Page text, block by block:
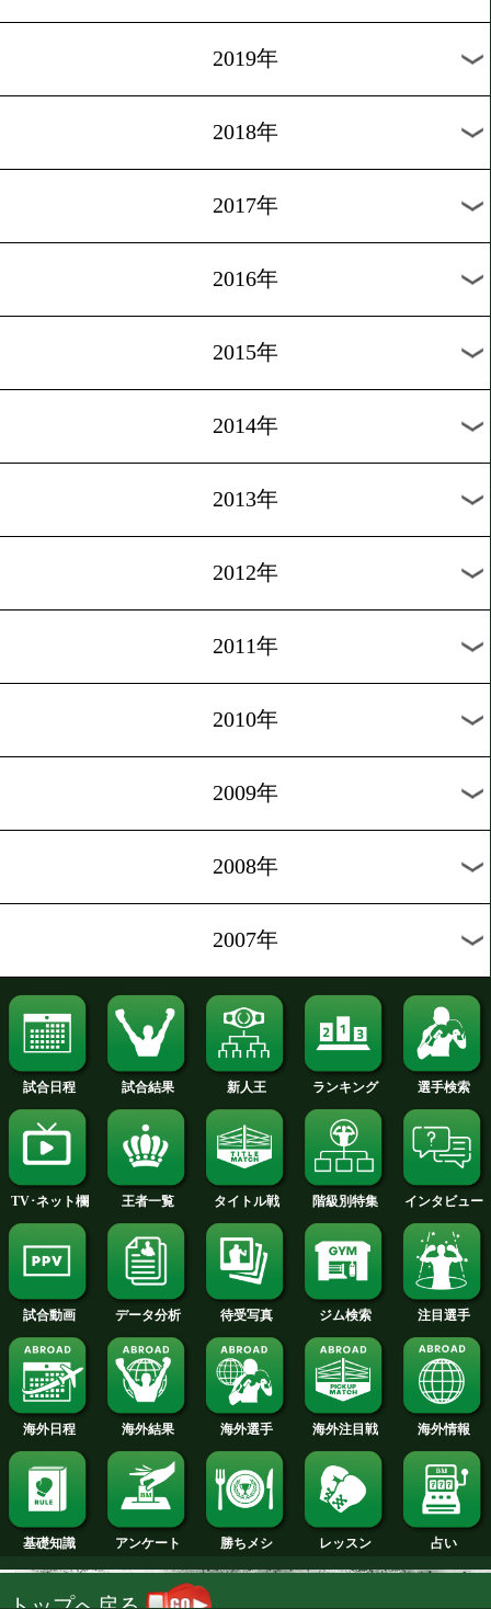
2026年
2025年
2024年
2023年
2022年
2021年
2020年
2018年
2017年
2016年
2015年
2014年
2013年
2012年
2011年
2010年